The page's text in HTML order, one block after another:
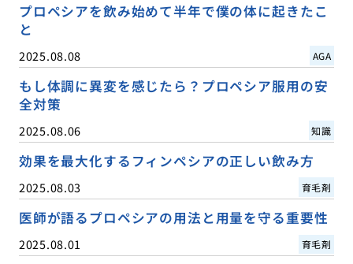
プロペシアを飲み始めて半年で僕の体に起きたこ
と
2025.08.08 AGA
もし体調に異変を感じたら？プロペシア服用の安
全対策
2025.08.06 知識
効果を最大化するフィンペシアの正しい飲み方
2025.08.03 育毛剤
医師が語るプロペシアの用法と用量を守る重要性
2025.08.01 育毛剤